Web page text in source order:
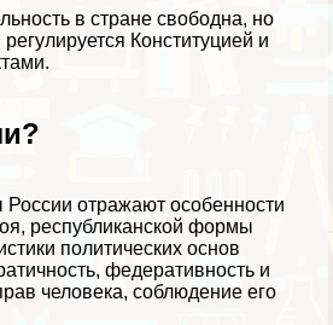
в стране свободна, но
Конституцией и
России отражают особенности
республиканской формы
политических основ
федеративность и
человека, соблюдение его